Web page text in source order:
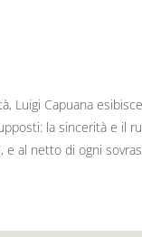
Luigi Capuana
la sincerità e il
e al netto di ogni